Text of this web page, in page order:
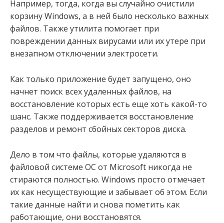
Например, тогда, когда вы случайно очистили
корзину Windows, а в ней было несколько важных
файлов. Также утилита помогает при
повреждении данных вирусами или их утере при
внезапном отключении электросети.
Как только приложение будет запущено, оно
начнет поиск всех удаленных файлов, на
восстановление которых есть еще хоть какой-то
шанс. Также поддерживается восстановление
разделов и ремонт сбойных секторов диска.
Дело в том что файлы, которые удаляются в
файловой системе ОС от Microsoft никогда не
стираются полностью. Windows просто отмечает
их как несуществующие и забывает об этом. Если
такие данные найти и снова пометить как
работающие, они восстановятся.